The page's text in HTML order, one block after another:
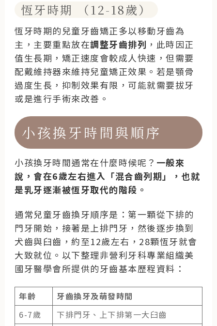
恆牙時期 （12-18歲）
恆牙時期的兒童牙齒矯正多以移動牙齒為
主，主要重點放在調整牙齒排列 ，此時因正
值生長期，矯正速度會較成人快速，但需要
配戴維持器來維持兒童矯正效果。若是顎骨
過度生長，抑制效果有限，可能就需要拔牙
或是進行手術來改善。
小孩換牙時間與順序
小孩換牙時間通常在什麼時候呢？ 一般來
說，會在6歲左右進入「混合齒列期」，也就
是乳牙逐漸被恆牙取代的階段。
通常兒童牙齒換牙順序是：第一顆從下排的
門牙開始，接著是上排門牙，然後逐步換到
犬齒與臼齒，約至12歲左右，28顆恆牙就會
大致就位。以下整理非營利牙科專業組織美
國牙醫學會所提供的牙齒基本歷程資料：
年齡
牙齒換牙及萌發時間
6-7歲
下排門牙、上下排第一大臼齒